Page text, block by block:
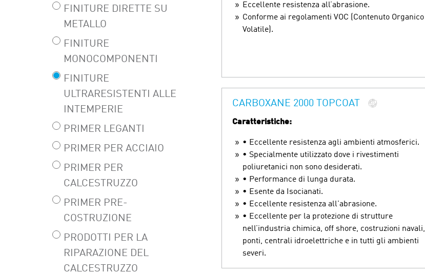
FINITURE DIRETTE SU
METALLO
FINITURE
MONOCOMPONENTI
FINITURE
ULTRARESISTENTI ALLE
INTEMPERIE
PRIMER LEGANTI
PRIMER PER ACCIAIO
PRIMER PER
CALCESTRUZZO
PRIMER PRE-
COSTRUZIONE
PRODOTTI PER LA
RIPARAZIONE DEL
CALCESTRUZZO
Eccellente resistenza all’abrasione.
Conforme ai regolamenti VOC (Contenuto Organico
Volatile).
CARBOXANE 2000 TOPCOAT
Caratteristiche:
• Eccellente resistenza agli ambienti atmosferici.
• Specialmente utilizzato dove i rivestimenti
poliuretanici non sono desiderati.
• Performance di lunga durata.
• Esente da Isocianati.
• Eccellente resistenza all'abrasione.
• Eccellente per la protezione di strutture
nell’industria chimica, off shore, costruzioni navali,
ponti, centrali idroelettriche e in tutti gli ambienti
severi.